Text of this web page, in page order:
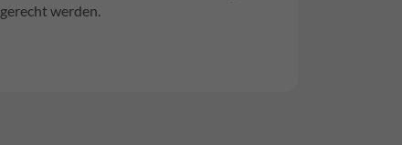
gerecht werden.